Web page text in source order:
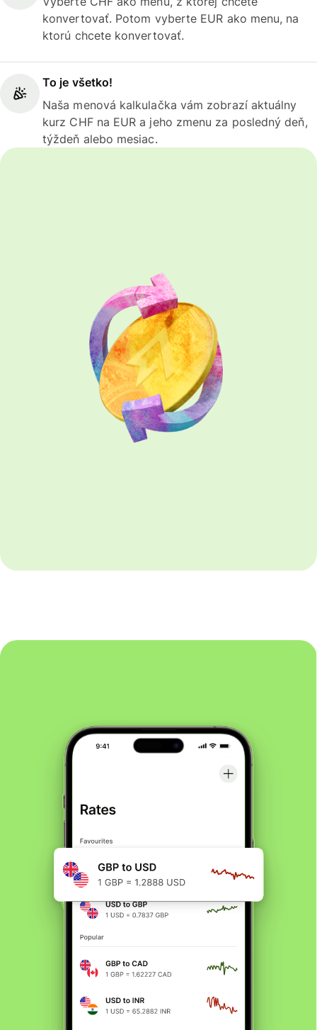
konvertovať. Potom vyberte EUR ako menu, na
ktorú chcete konvertovať.
To je všetko!
Naša menová kalkulačka vám zobrazí aktuálny
kurz CHF na EUR a jeho zmenu za posledný deň,
týždeň alebo mesiac.